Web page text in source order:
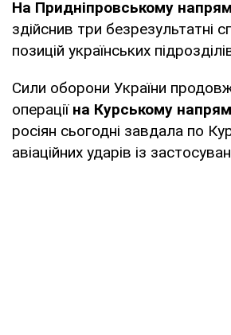
На Придніпровському
здійснив три безрезультатні
позицій українських
Сили оборони України
операції на Курському
росіян сьогодні завдала по
авіаційних ударів із